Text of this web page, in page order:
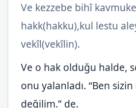
Ve kezzebe bihî
hakk(hakku),kul lestu
vekîl(vekîlin).
Ve o hak olduğu halde,
onu yalanladı. “Ben
değilim.” de.